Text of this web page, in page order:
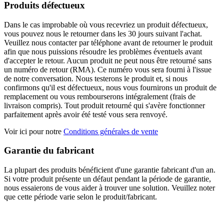
Produits défectueux
Dans le cas improbable où vous recevriez un produit défectueux,
vous pouvez nous le retourner dans les 30 jours suivant l'achat.
Veuillez nous contacter par téléphone avant de retourner le produit
afin que nous puissions résoudre les problèmes éventuels avant
d'accepter le retour. Aucun produit ne peut nous être retourné sans
un numéro de retour (RMA). Ce numéro vous sera fourni à l'issue
de notre conversation. Nous testerons le produit et, si nous
confirmons qu'il est défectueux, nous vous fournirons un produit de
remplacement ou vous rembourserons intégralement (frais de
livraison compris). Tout produit retourné qui s'avère fonctionner
parfaitement après avoir été testé vous sera renvoyé.
Voir ici pour notre Conditions générales de vente
Garantie du fabricant
La plupart des produits bénéficient d'une garantie fabricant d'un an.
Si votre produit présente un défaut pendant la période de garantie,
nous essaierons de vous aider à trouver une solution. Veuillez noter
que cette période varie selon le produit/fabricant.